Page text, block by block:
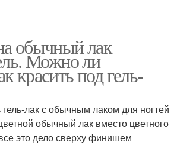
обычный лак
Можно ли
красить под гель-
лак с обычным лаком для ногтей
обычный лак вместо цветного
это дело сверху финишем